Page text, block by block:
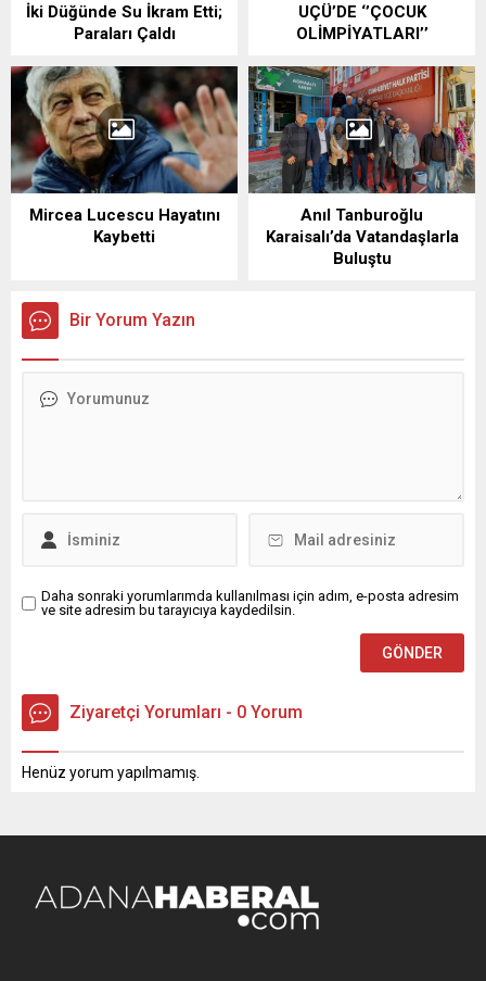
İki Düğünde Su İkram Etti;
Paraları Çaldı
UÇÜ’DE ‘’ÇOCUK
OLİMPİYATLARI’’
Mircea Lucescu Hayatını
Kaybetti
Anıl Tanburoğlu
Karaisalı’da Vatandaşlarla
Buluştu
Bir Yorum Yazın
Daha sonraki yorumlarımda kullanılması için adım, e-posta adresim
ve site adresim bu tarayıcıya kaydedilsin.
Ziyaretçi Yorumları - 0 Yorum
Henüz yorum yapılmamış.